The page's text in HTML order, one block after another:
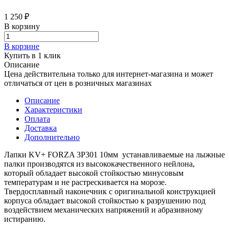
1 250 ₽
В корзину
В корзине
Купить в 1 клик
Описание
Цена действительна только для интернет-магазина и может
отличаться от цен в розничных магазинах
Описание
Характеристики
Оплата
Доставка
Дополнительно
Лапки KV+ FORZA 3P301 10мм устанавливаемые на лыжные
палки производятся из высококачественного нейлона,
который обладает высокой стойкостью минусовым
температурам и не растрескивается на морозе.
Твердосплавный наконечник с оригинальной конструкцией
корпуса обладает высокой стойкостью к разрушению под
воздействием механических напряжений и абразивному
истиранию.